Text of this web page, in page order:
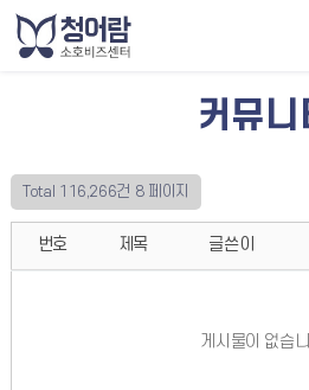
커뮤니
Total 116,266건 8 페이지
번호 제목 글쓴이
게시물이 없습